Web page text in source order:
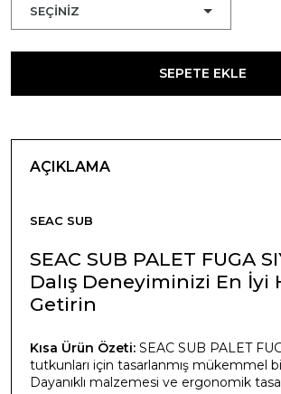
SEPETE EKLE
AÇIKLAMA
SEAC SUB
SEAC SUB PALET FUGA
Dalış Deneyiminizi En İyi
Getirin
Kısa Ürün Özeti: SEAC SUB PALET
tutkunları için tasarlanmış mükemmel
Dayanıklı malzemesi ve ergonomik